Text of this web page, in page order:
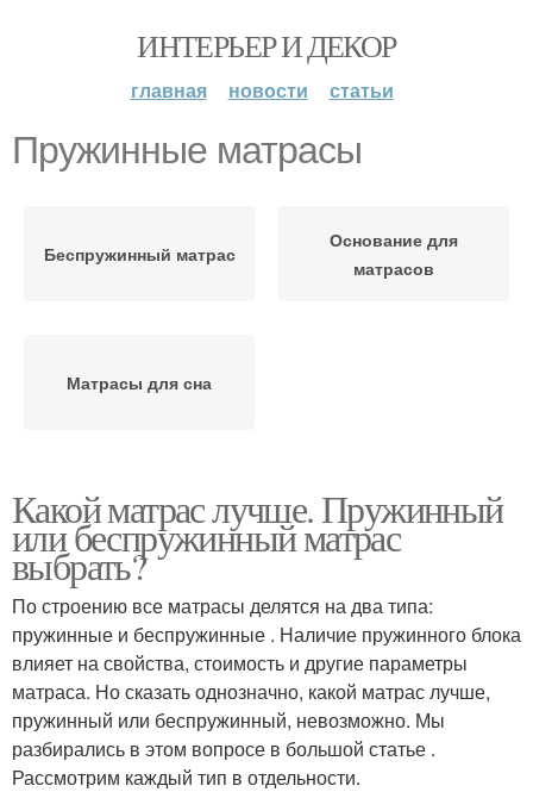
ИНТЕРЬЕР И ДЕКОР
главная новости статьи
Пружинные матрасы
Беспружинный матрас
Основание для
матрасов
Матрасы для сна
Какой матрас лучше. Пружинный
или беспружинный матрас
выбрать?
По строению все матрасы делятся на два типа:
пружинные и беспружинные . Наличие пружинного блока
влияет на свойства, стоимость и другие параметры
матраса. Но сказать однозначно, какой матрас лучше,
пружинный или беспружинный, невозможно. Мы
разбирались в этом вопросе в большой статье .
Рассмотрим каждый тип в отдельности.